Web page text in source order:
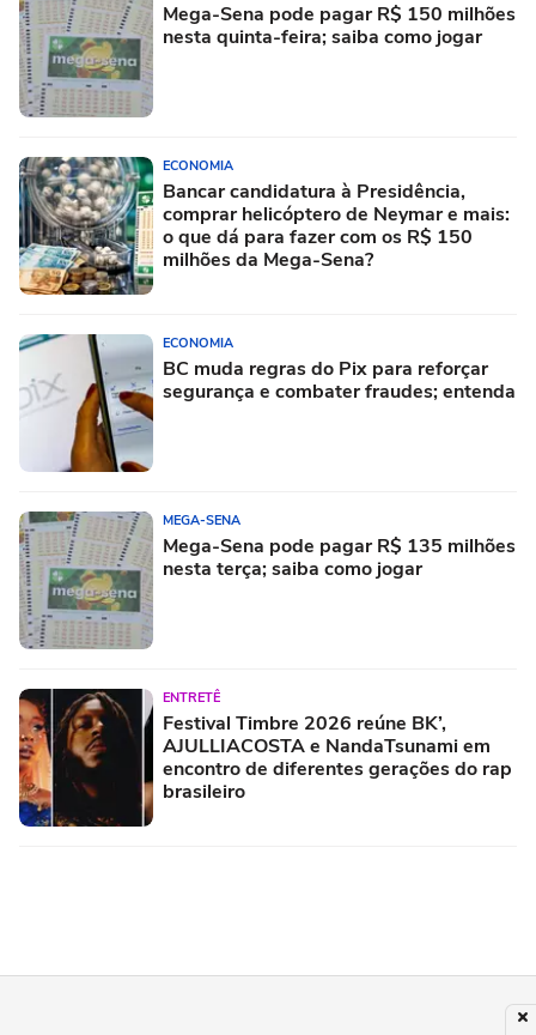
Mega-Sena pode pagar R$ 150 milhões
nesta quinta-feira; saiba como jogar
ECONOMIA
Bancar candidatura à Presidência,
comprar helicóptero de Neymar e mais:
o que dá para fazer com os R$ 150
milhões da Mega-Sena?
ECONOMIA
BC muda regras do Pix para reforçar
segurança e combater fraudes; entenda
MEGA-SENA
Mega-Sena pode pagar R$ 135 milhões
nesta terça; saiba como jogar
ENTRETÊ
Festival Timbre 2026 reúne BK’,
AJULLIACOSTA e NandaTsunami em
encontro de diferentes gerações do rap
brasileiro